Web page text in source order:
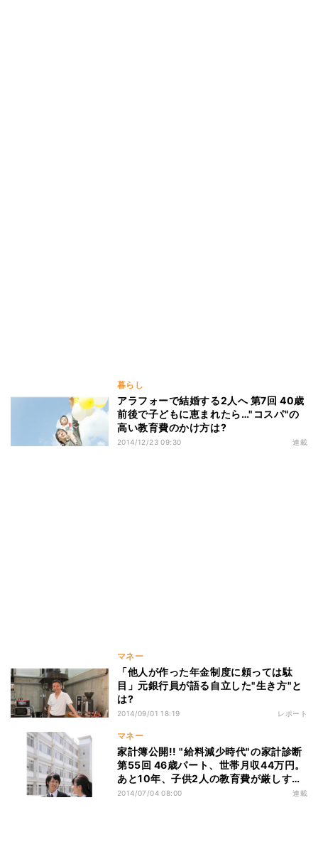
暮らし
アラフォーで結婚する2人へ 第7回 40歳
前後で子どもに恵まれたら…"コスパ"の
高い教育費のかけ方は?
2014/12/23 09:30 連載
マネー
「他人が作った年金制度に頼っては駄
目」元銀行員が語る自立した"生き方"と
は?
2014/09/01 18:19 レポート
マネー
家計簿公開!! "給料減少時代"の家計診断
第55回 46歳パート、世帯月収44万円。
あと10年、子供2人の教育費が厳しすぎ
る…
2014/07/04 08:00 連載